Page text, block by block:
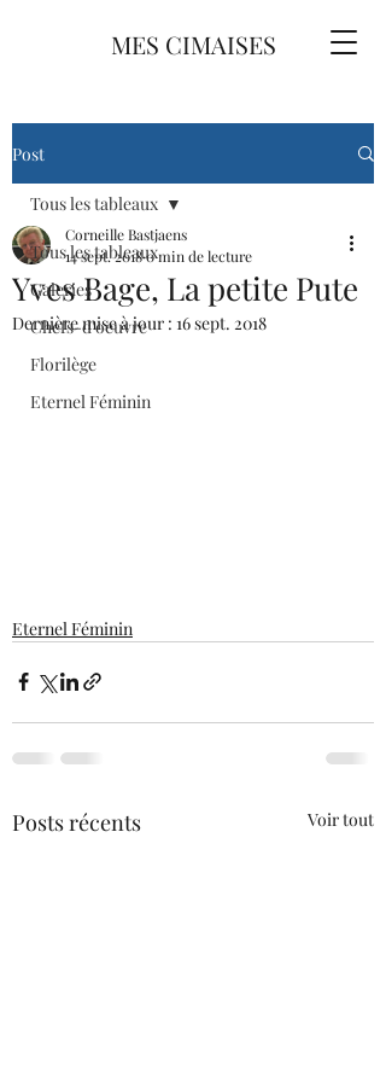
MES CIMAISES
Post
Tous les tableaux
Galeries
Chefs-d'oeuvre
Florilège
Eternel Féminin
Tous les tableaux
Yves Bage, La petite Pute
Corneille Bastjaens
14 sept. 20180 min de lecture
Dernière mise à jour : 16 sept. 2018
Eternel Féminin
Posts récents Voir tout